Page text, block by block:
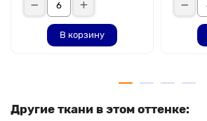
В корзину
Другие ткани в этом оттенке: